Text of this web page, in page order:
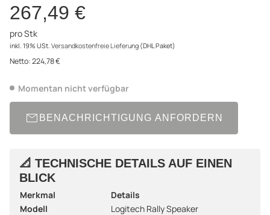
267,49 €
pro Stk
inkl. 19% USt. Versandkostenfreie Lieferung (DHL Paket)
Netto:224,78 €
Momentan nicht verfügbar
BENACHRICHTIGUNG ANFORDERN
📐 TECHNISCHE DETAILS AUF EINEN
BLICK
Merkmal
Details
Modell
Logitech Rally Speaker